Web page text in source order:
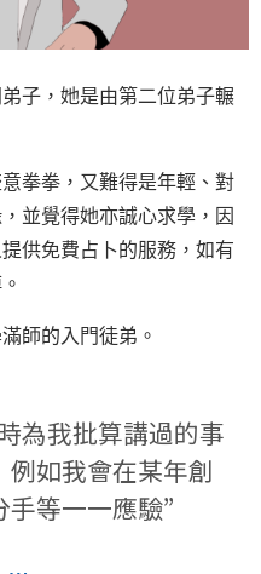
子，她是由第二位弟子輾
拳拳，又難得是年輕、對
並覺得她亦誠心求學，因
供免費占卜的服務，如有
師的入門徒弟。
為我批算講過的事
如我會在某年創
等一一應驗”